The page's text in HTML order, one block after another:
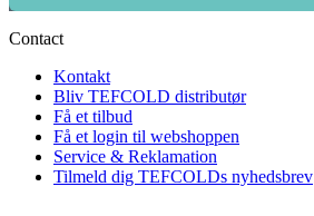
Contact
Kontakt
Bliv TEFCOLD distributør
Få et tilbud
Få et login til webshoppen
Service & Reklamation
Tilmeld dig TEFCOLDs nyhedsbrev